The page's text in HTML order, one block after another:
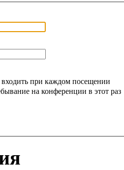
при каждом посещении
на конференции в этот раз